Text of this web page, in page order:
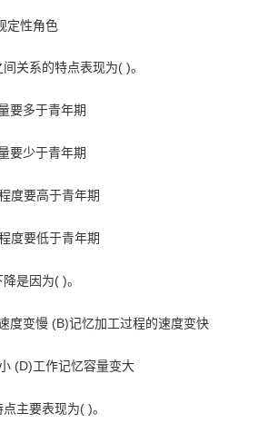
定性角色
关系的特点表现为( )。
要多于青年期
要少于青年期
度要高于青年期
度要低于青年期
是因为( )。
度变慢 (B)记忆加工过程的速度变快
(D)工作记忆容量变大
主要表现为( )。